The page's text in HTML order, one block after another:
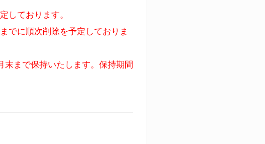
しております。
でに順次削除を予定しておりま
末まで保持いたします。保持期間